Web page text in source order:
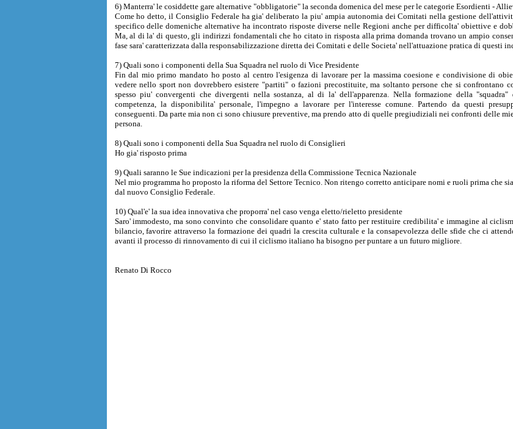
6) Manterra' le cosiddette gare alternative "obbligatorie" la seconda domenica del mese per le categorie Esordienti -
Come ho detto, il Consiglio Federale ha gia' deliberato la piu' ampia autonomia dei Comitati nella gestione
specifico delle domeniche alternative ha incontrato risposte diverse nelle Regioni anche per difficolta' obiettive e
Ma, al di la' di questo, gli indirizzi fondamentali che ho citato in risposta alla prima domanda trovano un ampio
fase sara' caratterizzata dalla responsabilizzazione diretta dei Comitati e delle Societa' nell'attuazione pratica di questi
7) Quali sono i componenti della Sua Squadra nel ruolo di Vice Presidente
Fin dal mio primo mandato ho posto al centro l'esigenza di lavorare per la massima coesione e condivisione di
vedere nello sport non dovrebbero esistere "partiti" o fazioni precostituite, ma soltanto persone che si confrontano
spesso piu' convergenti che divergenti nella sostanza, al di la' dell'apparenza. Nella formazione della
competenza, la disponibilita' personale, l'impegno a lavorare per l'interesse comune. Partendo da questi
conseguenti. Da parte mia non ci sono chiusure preventive, ma prendo atto di quelle pregiudiziali nei confronti delle
persona.
8) Quali sono i componenti della Sua Squadra nel ruolo di Consiglieri
Ho gia' risposto prima
9) Quali saranno le Sue indicazioni per la presidenza della Commissione Tecnica Nazionale
Nel mio programma ho proposto la riforma del Settore Tecnico. Non ritengo corretto anticipare nomi e ruoli prima che
dal nuovo Consiglio Federale.
10) Qual'e' la sua idea innovativa che proporra' nel caso venga eletto/rieletto presidente
Saro' immodesto, ma sono convinto che consolidare quanto e' stato fatto per restituire credibilita' e immagine al
bilancio, favorire attraverso la formazione dei quadri la crescita culturale e la consapevolezza delle sfide che ci
avanti il processo di rinnovamento di cui il ciclismo italiano ha bisogno per puntare a un futuro migliore.
Renato Di Rocco